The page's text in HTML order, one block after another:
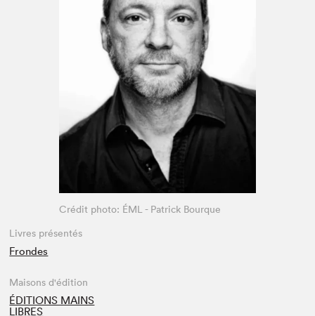
Espace médias
Crédit photo: ÉML - Patrick Bourque
Livres présentés
Frondes
Maisons d'édition
ÉDITIONS MAINS
LIBRES